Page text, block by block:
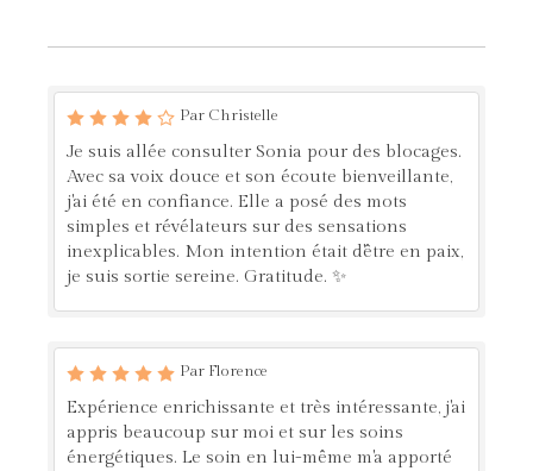
Par Christelle
Je suis allée consulter Sonia pour des blocages.
Avec sa voix douce et son écoute bienveillante,
j'ai été en confiance. Elle a posé des mots
simples et révélateurs sur des sensations
inexplicables. Mon intention était d'être en paix,
je suis sortie sereine. Gratitude. ✨
Par Florence
Expérience enrichissante et très intéressante, j'ai
appris beaucoup sur moi et sur les soins
énergétiques. Le soin en lui-même m'a apporté